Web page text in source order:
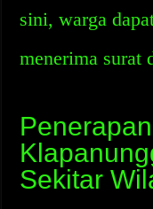
sini, warga
menerima surat
Sekitar